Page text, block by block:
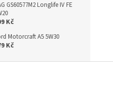
GS60577M2 Longlife IV FE
Kč
Motorcraft A5 5W30
Kč